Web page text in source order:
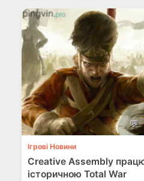
💬
Ігрові Новини
Creative Assembly
історичною Total War